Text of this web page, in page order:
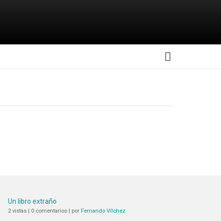
Un libro extraño
2 vistas | 0 comentarios | por Fernando Vílchez